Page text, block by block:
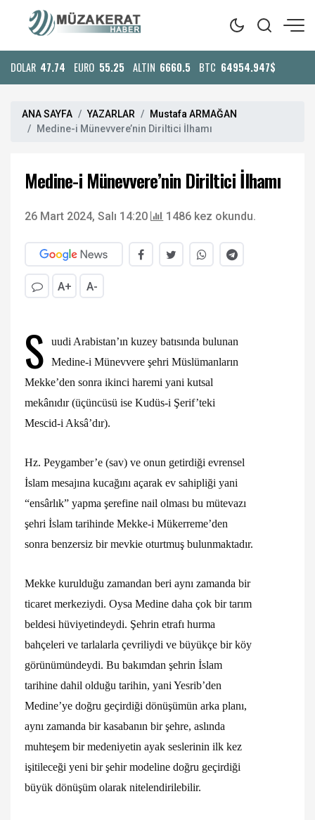
DOLAR 47.74 EURO 55.25 ALTIN 6660.5 BTC 64954.947$
ANA SAYFA YAZARLAR
Mustafa ARMAĞAN
Medine-i Münevvere’nin Diriltici İlhamı
Medine-i Münevvere’nin Diriltici İlhamı
26 Mart 2024, Salı 14:20 1486 kez okundu.
A+ A-
S
uudi Arabistan’ın kuzey batısında bulunan
Medine-i Münevvere şehri Müslümanların
Mekke’den sonra ikinci haremi yani kutsal
mekânıdır (üçüncüsü ise Kudüs-i Şerif’teki
Mescid-i Aksâ’dır).
Hz. Peygamber’e (sav) ve onun getirdiği evrensel
İslam mesajına kucağını açarak ev sahipliği yani
“ensârlık” yapma şerefine nail olması bu mütevazı
şehri İslam tarihinde Mekke-i Mükerreme’den
sonra benzersiz bir mevkie oturtmuş bulunmaktadır.
Mekke kurulduğu zamandan beri aynı zamanda bir
ticaret merkeziydi. Oysa Medine daha çok bir tarım
beldesi hüviyetindeydi. Şehrin etrafı hurma
bahçeleri ve tarlalarla çevriliydi ve büyükçe bir köy
görünümündeydi. Bu bakımdan şehrin İslam
tarihine dahil olduğu tarihin, yani Yesrib’den
Medine’ye doğru geçirdiği dönüşümün arka planı,
aynı zamanda bir kasabanın bir şehre, aslında
muhteşem bir medeniyetin ayak seslerinin ilk kez
işitileceği yeni bir şehir modeline doğru geçirdiği
büyük dönüşüm olarak nitelendirilebilir.